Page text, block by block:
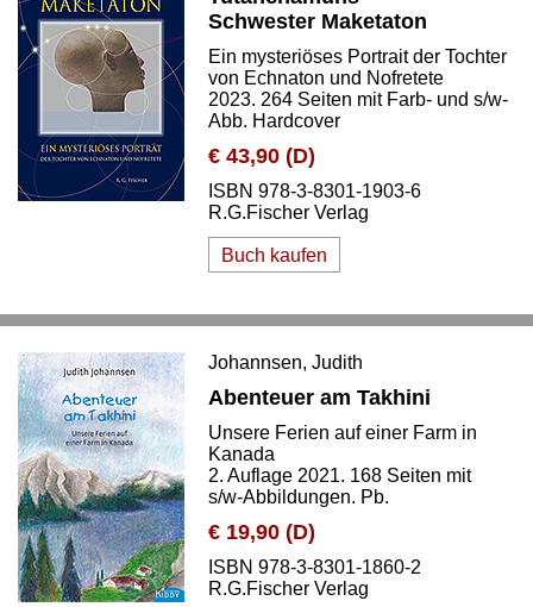
Schwester Maketaton
Ein mysteriöses Portrait der Tochter
von Echnaton und Nofretete
2023. 264 Seiten mit Farb- und s/w-
Abb. Hardcover
€ 43,90 (D)
ISBN 978-3-8301-1903-6
R.G.Fischer Verlag
Buch kaufen
Johannsen, Judith
Abenteuer am Takhini
Unsere Ferien auf einer Farm in
Kanada
2. Auflage 2021. 168 Seiten mit
s/w-Abbildungen. Pb.
€ 19,90 (D)
ISBN 978-3-8301-1860-2
R.G.Fischer Verlag